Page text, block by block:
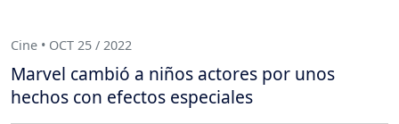
Cine • OCT 25 / 2022
Marvel cambió a niños actores por unos
hechos con efectos especiales